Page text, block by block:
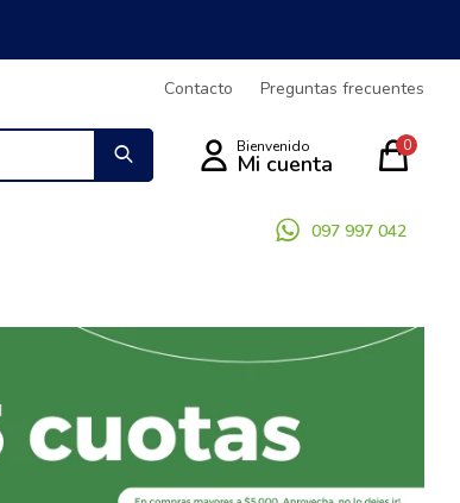
097 997 042
0
Contacto Preguntas frecuentes